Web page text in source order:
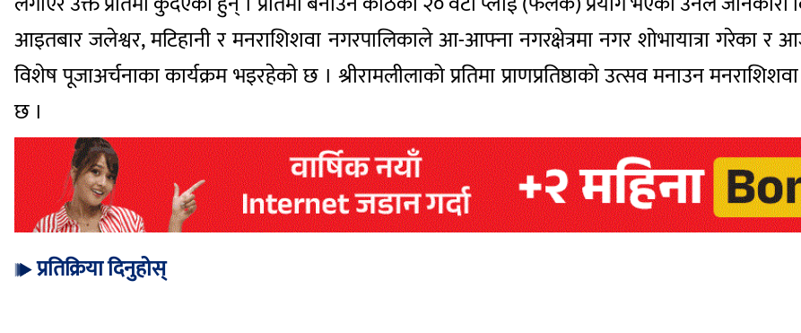
आइतबार जलेश्वर, मटिहानी र मनराशिशवा नगरपालिकाले आ-आफ्ना नगरक्षेत्रमा नगर शोभायात्रा गरेका र
विशेष पूजाअर्चनाका कार्यक्रम भइरहेको छ । श्रीरामलीलाको प्रतिमा प्राणप्रतिष्ठाको उत्सव मनाउन
छ ।
प्रतिक्रिया दिनुहोस्